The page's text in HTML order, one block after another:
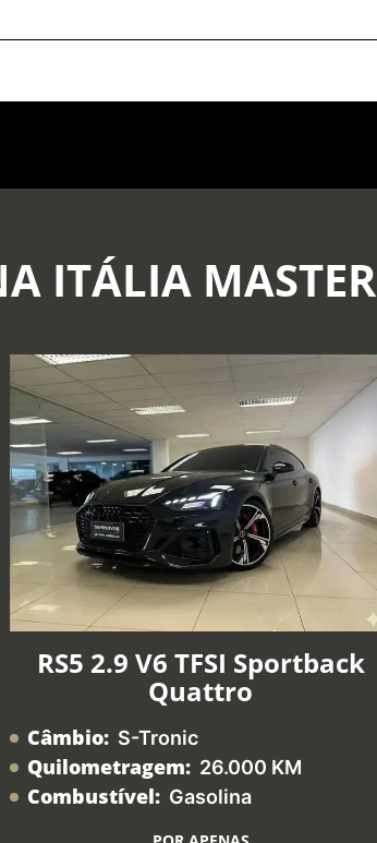
ITÁLIA MASTER
RS5 2.9 V6 TFSI Sportback
Quattro
Câmbio: S-Tronic
Quilometragem: 26.000 KM
Combustível: Gasolina